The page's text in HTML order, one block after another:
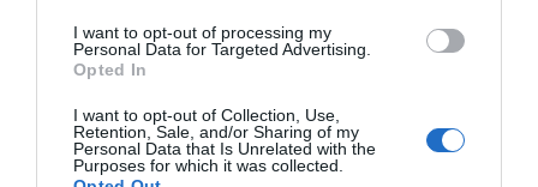
I want to opt-out of processing my
Personal Data for Targeted Advertising.
Opted In
I want to opt-out of Collection, Use,
Retention, Sale, and/or Sharing of my
Personal Data that Is Unrelated with the
Purposes for which it was collected.
Diabetes detección precoz prevención
Destacados